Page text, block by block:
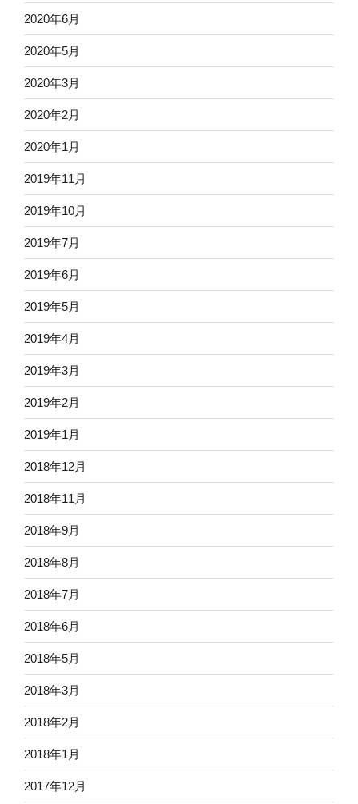
2020年6月
2020年5月
2020年3月
2020年2月
2020年1月
2019年11月
2019年10月
2019年7月
2019年6月
2019年5月
2019年4月
2019年3月
2019年2月
2019年1月
2018年12月
2018年11月
2018年9月
2018年8月
2018年7月
2018年6月
2018年5月
2018年3月
2018年2月
2018年1月
2017年12月